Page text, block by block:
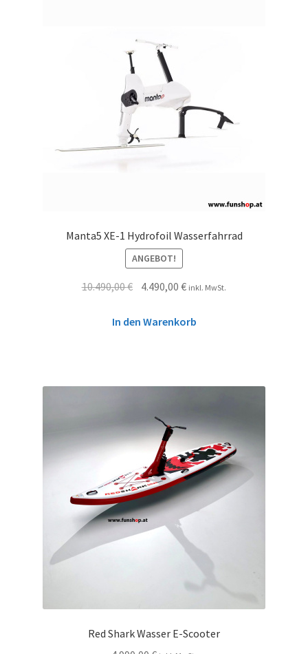
Manta5 XE-1 Hydrofoil Wasserfahrrad
ANGEBOT!
10.490,00€ 4.490,00€ inkl. MwSt.
In den Warenkorb
Red Shark Wasser E-Scooter